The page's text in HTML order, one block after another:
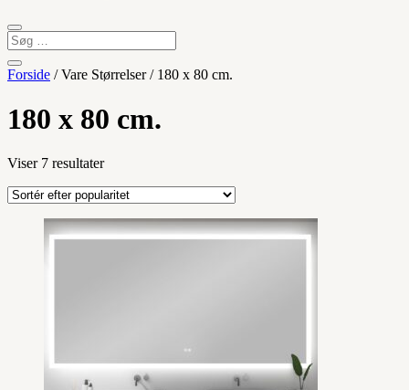
Forside / Vare Størrelser / 180 x 80 cm.
180 x 80 cm.
Viser 7 resultaterSorteret
popularitet